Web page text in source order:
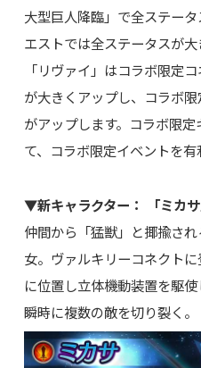
大型巨人降臨」で全ステー
エストでは全ステータスが大
「リヴァイ」はコラボ限定
が大きくアップし、コラボ
がアップします。コラボ限
て、コラボ限定イベントを有
▼新キャラクター： 「ミカサ
仲間から「猛獣」と揶揄さ
女。ヴァルキリーコネクト
に位置し立体機動装置を駆使
瞬時に複数の敵を切り裂く。